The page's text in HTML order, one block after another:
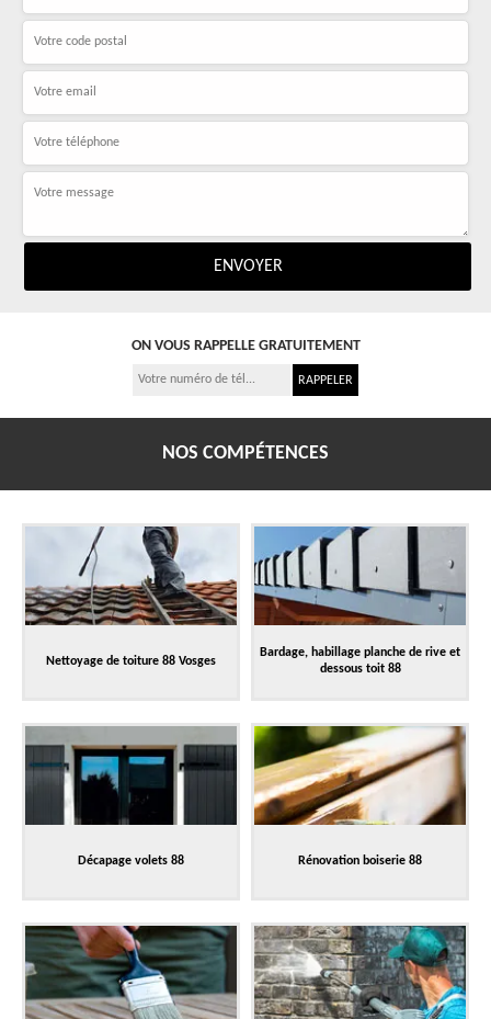
ON VOUS RAPPELLE GRATUITEMENT
NOS COMPÉTENCES
Nettoyage de toiture 88 Vosges
Bardage, habillage planche de rive et
dessous toit 88
Décapage volets 88 Rénovation boiserie 88